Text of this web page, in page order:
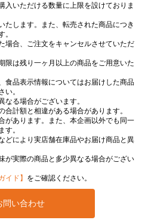
入いただける数量に上限を設けておりま
たします。また、転売された商品につき
。
場合、ご注文をキャンセルさせていただ
限は残り一ヶ月以上の商品をご用意いた
食品表示情報についてはお届けした商品
い。
る場合がございます。
計額と相違がある場合があります。
があります。また、本企画以外でも同一
す。
どにより実店舗在庫品やお届け商品と異
が実際の商品と多少異なる場合がござい
イド】 をご確認ください。
問い合わせ